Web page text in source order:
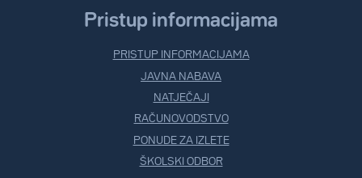
Pristup informacijama
PRISTUP INFORMACIJAMA
JAVNA NABAVA
NATJEČAJI
RAČUNOVODSTVO
PONUDE ZA IZLETE
ŠKOLSKI ODBOR